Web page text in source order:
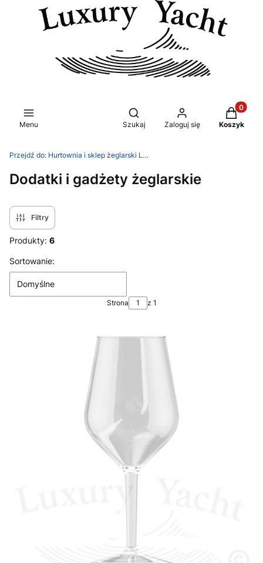
Menu
Otwórz wyszukiwarkę
Szukaj Zaloguj się Koszyk
Przejdź do: Hurtownia i sklep żeglarski Luxury Yacht
Dodatki i gadżety żeglarskie
Filtry
Produkty: 6
Lista produktów
Sortowanie:
Domyślne
Strona z 1